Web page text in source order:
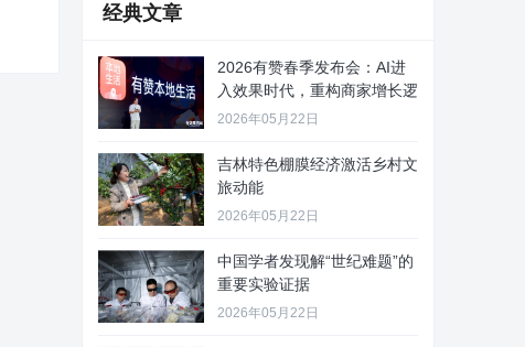
经典文章
2026有赞春季发布会：AI进
入效果时代，重构商家增长逻
2026年05月22日
吉林特色棚膜经济激活乡村文
旅动能
2026年05月22日
中国学者发现解“世纪难题”的
重要实验证据
2026年05月22日